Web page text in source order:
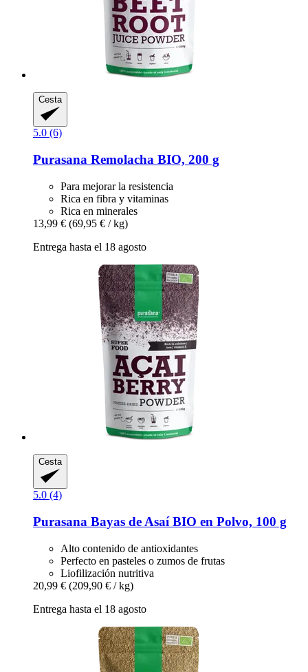
Cesta
5.0 (6)
Purasana Remolacha BIO, 200 g
Para mejorar la resistencia
Rica en fibra y vitaminas
Rica en minerales
13,99 € (69,95 € / kg)
Entrega hasta el 18 agosto
Cesta
5.0 (4)
Purasana Bayas de Asaí BIO en Polvo, 100 g
Alto contenido de antioxidantes
Perfecto en pasteles o zumos de frutas
Liofilización nutritiva
20,99 € (209,90 € / kg)
Entrega hasta el 18 agosto